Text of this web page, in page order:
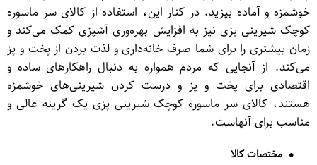
خوشمزه و آماده بپزید. در کنار این، استفاده از کالای سر ماسوره
کوچک شیرینی پزی نیز به افزایش بهره‌وری آشپزی کمک می‌کند و
زمان بیشتری را برای شما صرف خانه‌داری و لذت بردن از پخت و پز
می‌کند. از آنجایی که مردم همواره به دنبال راهکارهای ساده و
اقتصادی برای پخت و پز و درست کردن شیرینی‌های خوشمزه
هستند، کالای سر ماسوره کوچک شیرینی پزی یک گزینه عالی و
مناسب برای آنهاست.
مختصات کالا